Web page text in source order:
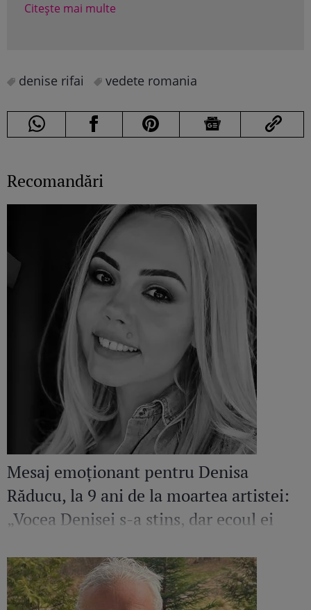
Citește mai multe
denise rifai vedete romania
Recomandări
Mesaj emoționant pentru Denisa
Răducu, la 9 ani de la moartea artistei:
„Vocea Denisei s-a stins, dar ecoul ei